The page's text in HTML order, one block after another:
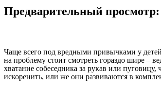
Предварительный просмотр:
Чаще всего под вредными привычками у
на проблему стоит смотреть гораздо шире –
хватание собеседника за рукав или
искоренить, или же они развиваются в